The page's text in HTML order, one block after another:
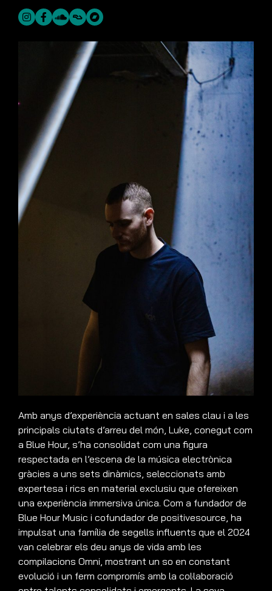
Amb anys d’experiència actuant en sales clau i a les
principals ciutats d’arreu del món, Luke, conegut com
a Blue Hour, s’ha consolidat com una figura
respectada en l’escena de la música electrònica
gràcies a uns sets dinàmics, seleccionats amb
expertesa i rics en material exclusiu que ofereixen
una experiència immersiva única. Com a fundador de
Blue Hour Music i cofundador de positivesource, ha
impulsat una família de segells influents que el 2024
van celebrar els deu anys de vida amb les
compilacions Omni, mostrant un so en constant
evolució i un ferm compromís amb la col·laboració